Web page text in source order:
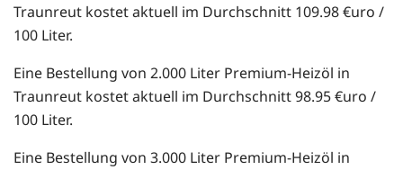
Traunreut kostet aktuell im Durchschnitt 109.98 €uro /
100 Liter.
Eine Bestellung von 2.000 Liter Premium-Heizöl in
Traunreut kostet aktuell im Durchschnitt 98.95 €uro /
100 Liter.
Eine Bestellung von 3.000 Liter Premium-Heizöl in